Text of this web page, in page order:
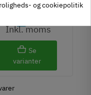
Fuldgevind
1
Inkl. moms
Se
varianter
og cookiepolitik